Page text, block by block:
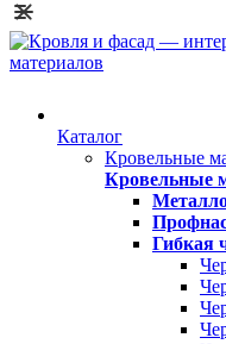
Каталог
Кровельные
Кровельные
Гибкая